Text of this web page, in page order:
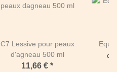
C7 Lessive pour peaux
d'agneau 500 ml
11,66 € *
de